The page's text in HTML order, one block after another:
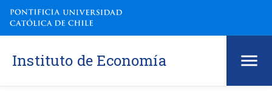
Instituto de Economía